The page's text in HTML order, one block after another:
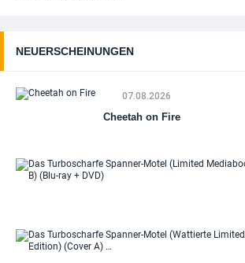
NEUERSCHEINUNGEN
07.08.2026
Cheetah on Fire